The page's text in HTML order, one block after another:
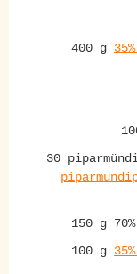
400 g
30
150 g
100 g